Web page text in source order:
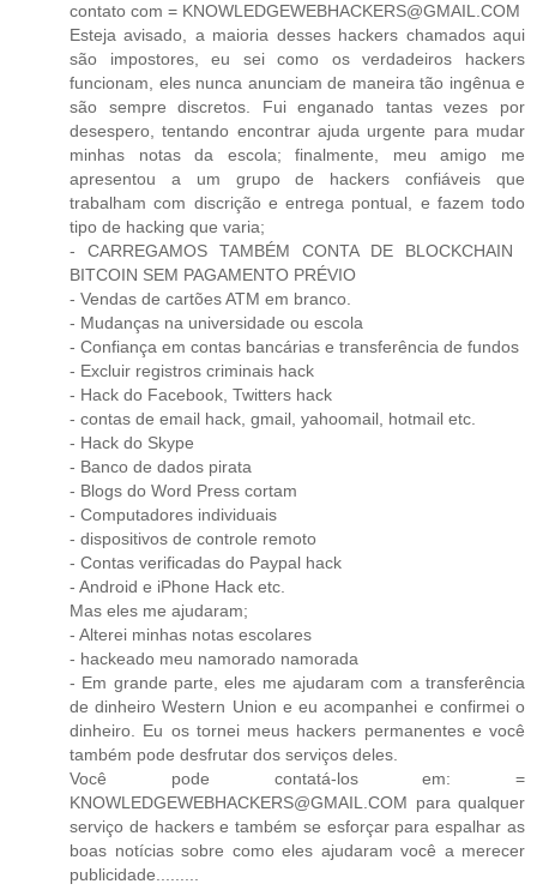
contato com = KNOWLEDGEWEBHACKERS@GMAIL.COM
Esteja avisado, a maioria desses hackers chamados aqui
são impostores, eu sei como os verdadeiros hackers
funcionam, eles nunca anunciam de maneira tão ingênua e
são sempre discretos. Fui enganado tantas vezes por
desespero, tentando encontrar ajuda urgente para mudar
minhas notas da escola; finalmente, meu amigo me
apresentou a um grupo de hackers confiáveis ​​que
trabalham com discrição e entrega pontual, e fazem todo
tipo de hacking que varia;
- CARREGAMOS TAMBÉM CONTA DE BLOCKCHAIN ​​
BITCOIN SEM PAGAMENTO PRÉVIO
- Vendas de cartões ATM em branco.
- Mudanças na universidade ou escola
- Confiança em contas bancárias e transferência de fundos
- Excluir registros criminais hack
- Hack do Facebook, Twitters hack
- contas de email hack, gmail, yahoomail, hotmail etc.
- Hack do Skype
- Banco de dados pirata
- Blogs do Word Press cortam
- Computadores individuais
- dispositivos de controle remoto
- Contas verificadas do Paypal hack
- Android e iPhone Hack etc.
Mas eles me ajudaram;
- Alterei minhas notas escolares
- hackeado meu namorado namorada
- Em grande parte, eles me ajudaram com a transferência
de dinheiro Western Union e eu acompanhei e confirmei o
dinheiro. Eu os tornei meus hackers permanentes e você
também pode desfrutar dos serviços deles.
Você pode contatá-los em: =
KNOWLEDGEWEBHACKERS@GMAIL.COM para qualquer
serviço de hackers e também se esforçar para espalhar as
boas notícias sobre como eles ajudaram você a merecer
publicidade.........